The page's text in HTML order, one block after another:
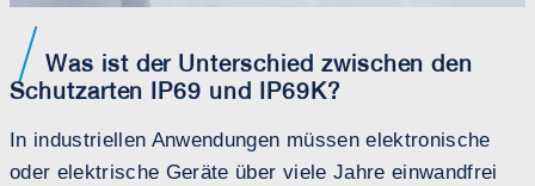
Was ist der Unterschied zwischen den
Schutzarten IP69 und IP69K?
In industriellen Anwendungen müssen elektronische
oder elektrische Geräte über viele Jahre einwandfrei